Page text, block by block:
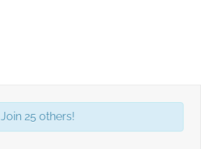
Join 25 others!